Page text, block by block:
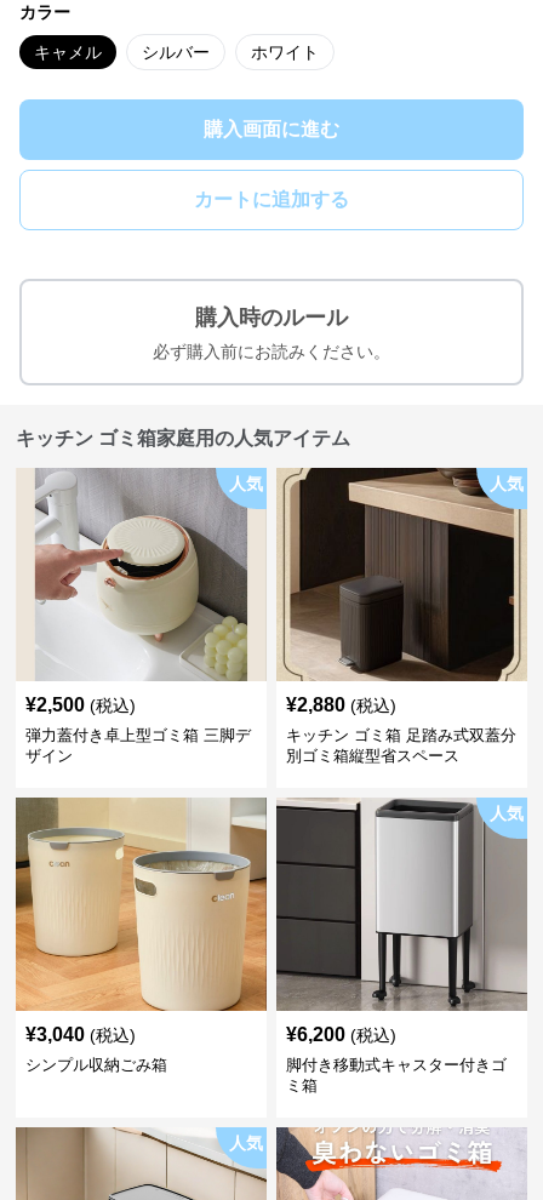
カラー
キャメル シルバー ホワイト
購入画面に進む
カートに追加する
購入時のルール
必ず購入前にお読みください。
キッチン ゴミ箱家庭用の人気アイテム
人気
¥2,500 (税込)
弾力蓋付き卓上型ゴミ箱 三脚デ
ザイン
人気
¥2,880 (税込)
キッチン ゴミ箱 足踏み式双蓋分
別ゴミ箱縦型省スペース
¥3,040 (税込)
シンプル収納ごみ箱
人気
¥6,200 (税込)
脚付き移動式キャスター付きゴ
ミ箱
人気